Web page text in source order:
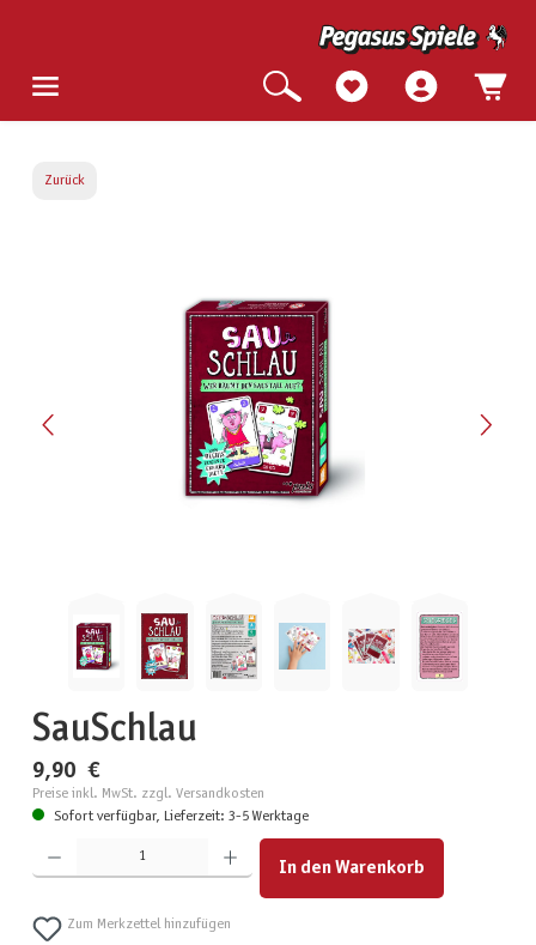
Zurück
SauSchlau
9,90 €
Preise inkl. MwSt. zzgl. Versandkosten
Sofort verfügbar, Lieferzeit: 3-5 Werktage
Produkt Anzahl: Gib den gewünschten Wert ein oder benutze die Schaltflächen um die Anzahl zu
In den Warenkorb
Zum Merkzettel hinzufügen